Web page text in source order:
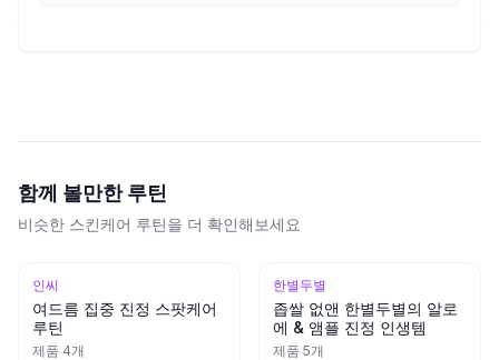
함께 볼만한 루틴
비슷한 스킨케어 루틴을 더 확인해보세요
인씨
여드름 집중 진정 스팟케어
루틴
제품 4개
한별두별
좁쌀 없앤 한별두별의 알로
에 & 앰플 진정 인생템
제품 5개